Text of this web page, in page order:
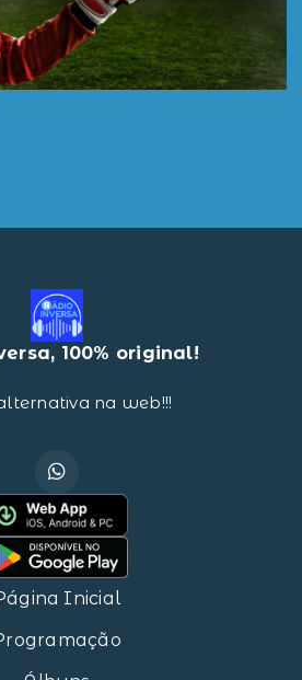
100% original!
na web!!!
Inicial